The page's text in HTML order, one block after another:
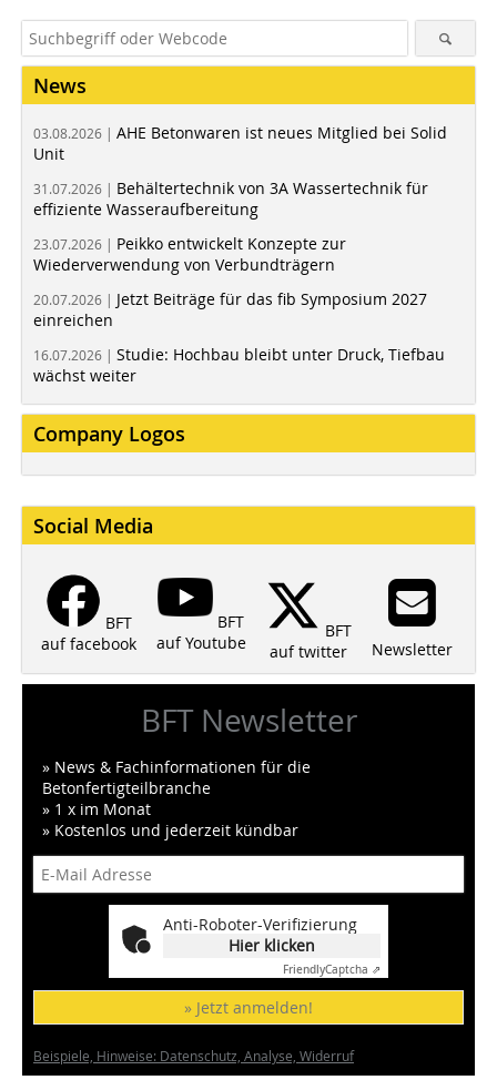
News
03.08.2026 | AHE Betonwaren ist neues Mitglied bei Solid
Unit
31.07.2026 | Behältertechnik von 3A Wassertechnik für
effiziente Wasseraufbereitung
23.07.2026 | Peikko entwickelt Konzepte zur
Wiederverwendung von Verbundträgern
20.07.2026 | Jetzt Beiträge für das fib Symposium 2027
einreichen
16.07.2026 | Studie: Hochbau bleibt unter Druck, Tiefbau
wächst weiter
Company Logos
Social Media
BFT
auf facebook
BFT
auf Youtube
BFT
auf twitter
Newsletter
BFT Newsletter
» News & Fachinformationen für die
Betonfertigteilbranche
» 1 x im Monat
» Kostenlos und jederzeit kündbar
Anti-Roboter-Verifizierung
Hier klicken
FriendlyCaptcha ⇗
» Jetzt anmelden!
Beispiele, Hinweise: Datenschutz, Analyse, Widerruf